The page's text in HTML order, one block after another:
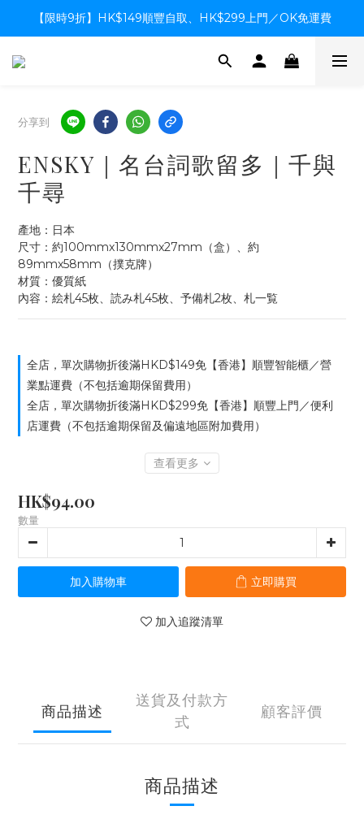
【限時9折】HK$149順豐自取、HK$299上門／OK免運費
【限時9折】HK$149順豐自取、HK$299上門／OK免運費
支付系統升級中，暫停信用卡支付至8月中，造成不便感謝諒解
分享到
ENSKY｜名台詞歌留多｜千與
千尋
產地：日本
尺寸：約100mmx130mmx27mm（盒）、約
89mmx58mm（撲克牌）
材質：優質紙
內容：絵札45枚、読み札45枚、予備札2枚、札一覧
全店，單次購物折後滿HKD$149免【香港】順豐智能櫃／營
業點運費（不包括逾期保留費用）
全店，單次購物折後滿HKD$299免【香港】順豐上門／便利
店運費（不包括逾期保留及偏遠地區附加費用）
查看更多
HK$94.00
數量
加入購物車 立即購買
加入追蹤清單
商品描述
送貨及付款方
式
顧客評價
商品描述